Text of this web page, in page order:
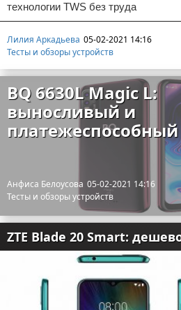
технологии TWS без труда
Лилия Аркадьева 05-02-2021 14:16
Тесты и обзоры устройств
BQ 6630L Magic L:
выносливый и
платежеспособный
Анфиса Белоусова 05-02-2021 14:16
Тесты и обзоры устройств
ZTE Blade 20 Smart: